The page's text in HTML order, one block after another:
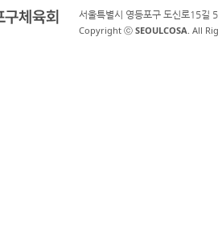
서울특별시 영등포구 도신로15길
Copyright ⓒ SEOULCOSA . All